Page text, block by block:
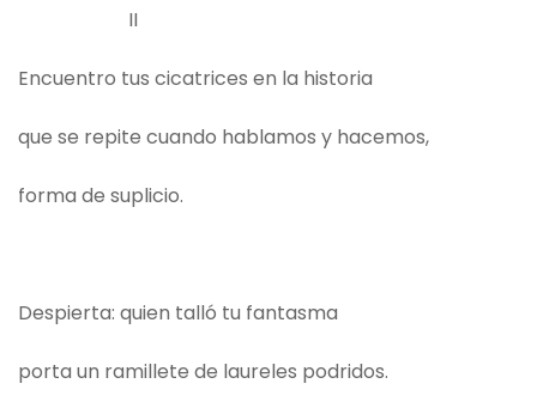
II
Encuentro tus cicatrices en la historia
que se repite cuando hablamos y hacemos,
forma de suplicio.
Despierta: quien talló tu fantasma
porta un ramillete de laureles podridos.